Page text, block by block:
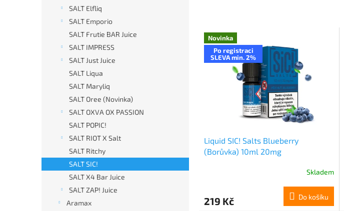
SALT Elfliq
SALT Emporio
SALT Frutie BAR Juice
SALT IMPRESS
SALT Just Juice
SALT Liqua
SALT Maryliq
SALT Oree (Novinka)
SALT OXVA OX PASSION
SALT POPIC!
SALT RIOT X Salt
SALT Ritchy
SALT SIC!
SALT X4 Bar Juice
SALT ZAP! Juice
Aramax
V Novinka
Po registraci
SLEVA min. 2%
Liquid SIC! Salts Blueberry
(Borůvka) 10ml 20mg
Skladem
219 Kč Do košíku